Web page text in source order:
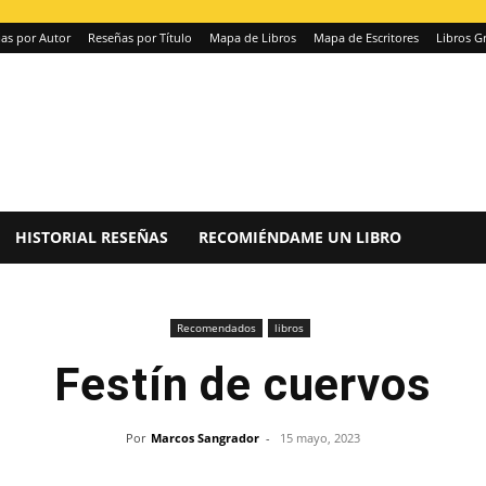
por Autor Reseñas por Título Mapa de Libros Mapa de Escritores Libros
HISTORIAL RESEÑAS RECOMIÉNDAME UN LIBRO
Recomendados libros
Festín de cuervos
Por Marcos Sangrador - 15 mayo, 2023